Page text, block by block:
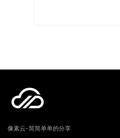
像素云-简简单单的分享